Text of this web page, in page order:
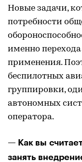
Новые задачи,
потребности
именно
применения.
беспилотных
группировки,
автономных
оператора.
— Как вы
занять